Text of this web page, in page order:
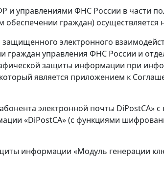
управлениями ФНС России в части
обеспечении граждан) осуществляется
электронного
управления ФНС России и
защиты информации при
является приложением к
электронной почты DiPostCA»
«DiPostCA» (с функциями
информации «Модуль генерации